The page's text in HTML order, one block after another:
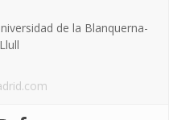
de la Blanquerna-